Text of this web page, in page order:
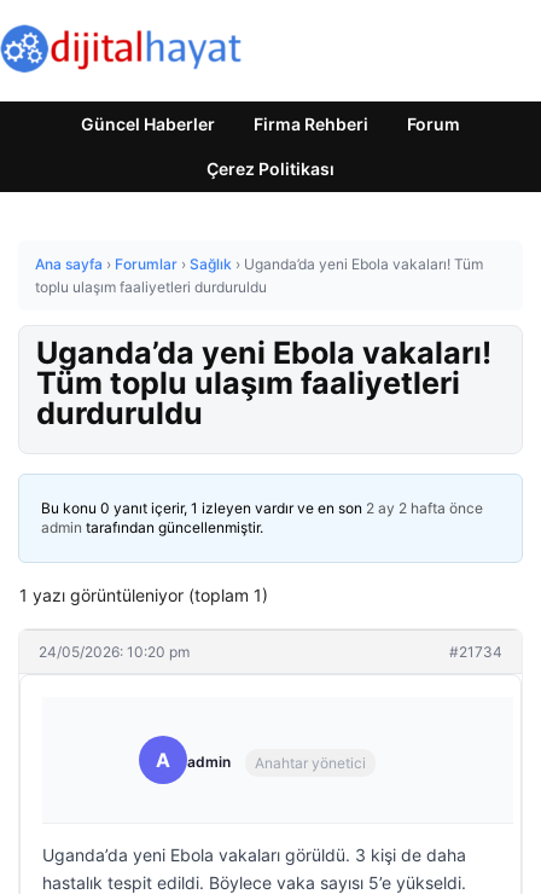
Güncel Haberler Firma Rehberi Forum
Çerez Politikası
Ana sayfa › Forumlar › Sağlık › Uganda’da yeni Ebola vakaları! Tüm
toplu ulaşım faaliyetleri durduruldu
Uganda’da yeni Ebola vakaları!
Tüm toplu ulaşım faaliyetleri
durduruldu
Bu konu 0 yanıt içerir, 1 izleyen vardır ve en son 2 ay 2 hafta önce
admin tarafından güncellenmiştir.
1 yazı görüntüleniyor (toplam 1)
24/05/2026: 10:20 pm #21734
A admin Anahtar yönetici
Uganda’da yeni Ebola vakaları görüldü. 3 kişi de daha
hastalık tespit edildi. Böylece vaka sayısı 5’e yükseldi.